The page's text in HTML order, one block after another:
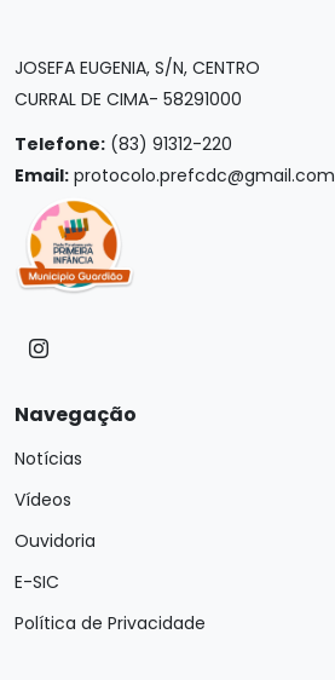
JOSEFA EUGENIA, S/N, CENTRO
CURRAL DE CIMA- 58291000
Telefone: (83) 91312-220
Email: protocolo.prefcdc@gmail.com
Navegação
Notícias
Vídeos
Ouvidoria
E-SIC
Política de Privacidade